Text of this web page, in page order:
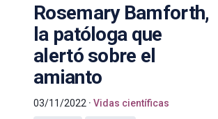
Rosemary Bamforth,
la patóloga que
alertó sobre el
amianto
03/11/2022 Vidas científicas